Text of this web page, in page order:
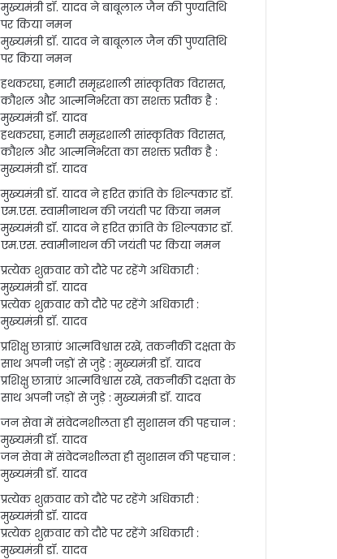
मुख्यमंत्री डॉ. यादव ने बाबूलाल जैन की पुण्यतिथि
पर किया नमन
मुख्यमंत्री डॉ. यादव ने बाबूलाल जैन की पुण्यतिथि
पर किया नमन
हथकरघा, हमारी समृद्धशाली सांस्कृतिक विरासत,
कौशल और आत्मनिर्भरता का सशक्त प्रतीक है :
मुख्यमंत्री डॉ. यादव
हथकरघा, हमारी समृद्धशाली सांस्कृतिक विरासत,
कौशल और आत्मनिर्भरता का सशक्त प्रतीक है :
मुख्यमंत्री डॉ. यादव
मुख्यमंत्री डॉ. यादव ने हरित क्रांति के शिल्पकार डॉ.
एम.एस. स्वामीनाथन की जयंती पर किया नमन
मुख्यमंत्री डॉ. यादव ने हरित क्रांति के शिल्पकार डॉ.
एम.एस. स्वामीनाथन की जयंती पर किया नमन
प्रत्येक शुक्रवार को दौरे पर रहेंगे अधिकारी :
मुख्यमंत्री डॉ. यादव
प्रत्येक शुक्रवार को दौरे पर रहेंगे अधिकारी :
मुख्यमंत्री डॉ. यादव
प्रशिक्षु छात्राएं आत्मविश्वास रखें, तकनीकी दक्षता के
साथ अपनी जड़ों से जुड़े : मुख्यमंत्री डॉ. यादव
प्रशिक्षु छात्राएं आत्मविश्वास रखें, तकनीकी दक्षता के
साथ अपनी जड़ों से जुड़े : मुख्यमंत्री डॉ. यादव
जन सेवा में संवेदनशीलता ही सुशासन की पहचान :
मुख्यमंत्री डॉ. यादव
जन सेवा में संवेदनशीलता ही सुशासन की पहचान :
मुख्यमंत्री डॉ. यादव
प्रत्येक शुक्रवार को दौरे पर रहेंगे अधिकारी :
मुख्यमंत्री डॉ. यादव
प्रत्येक शुक्रवार को दौरे पर रहेंगे अधिकारी :
मुख्यमंत्री डॉ. यादव